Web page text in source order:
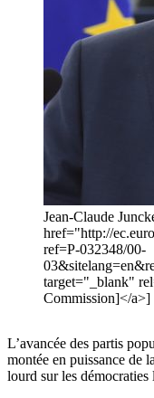
Jean-Claude
href="http://
ref=P-032348/00-
target="_blank"
Commission]</a>]
L’avancée des partis
montée en puissance de
lourd sur les